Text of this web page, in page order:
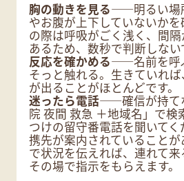
胸の動きを見る――明るい場
やお腹が上下していないか
の際は呼吸がごく浅く、間
あるため、数秒で判断しない
反応を確かめる――名前を呼
そっと触れる。生きていれ
が出ることがほとんどです。
迷ったら電話――確信が持て
院 夜間 救急 ＋地域名」で検
つけの留守番電話を聞いて
携先が案内されていること
で状況を伝えれば、連れて来
その場で指示をもらえます。